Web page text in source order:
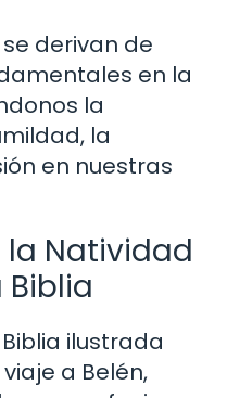
derivan de
en la
la
la
en nuestras
la Natividad
ilustrada
a Belén,